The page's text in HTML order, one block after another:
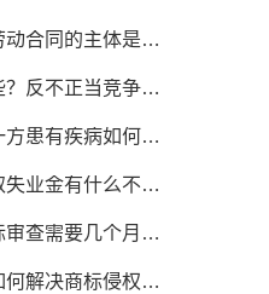
同的主体是谁？
当竞争要件有什么规定？
有疾病如何离婚？
什么不良后果吗？
要几个月通过？
商标侵权纠纷？